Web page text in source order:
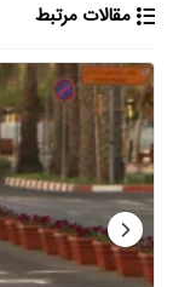
مقالات مرتبط